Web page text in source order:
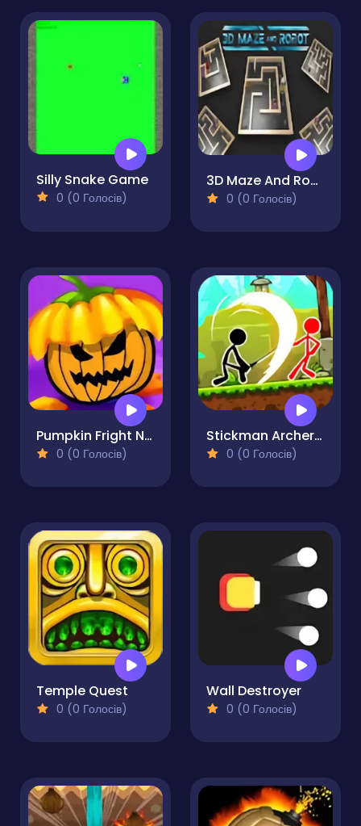
Silly Snake Game
0 (0 Голосів)
3D Maze And Robot
0 (0 Голосів)
Pumpkin Fright Night
0 (0 Голосів)
Stickman Archero Fight
0 (0 Голосів)
Temple Quest
0 (0 Голосів)
Wall Destroyer
0 (0 Голосів)